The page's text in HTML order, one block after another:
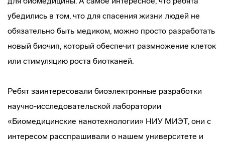
убедились в том, что для спасения жизни людей не
обязательно быть медиком, можно просто разработать
новый биочип, который обеспечит размножение клеток
или стимуляцию роста биотканей.
Ребят заинтересовали биоэлектронные разработки
научно-исследовательской лаборатории
«Биомедицинские нанотехнологии» НИУ МИЭТ, они с
интересом расспрашивали о нашем университете и